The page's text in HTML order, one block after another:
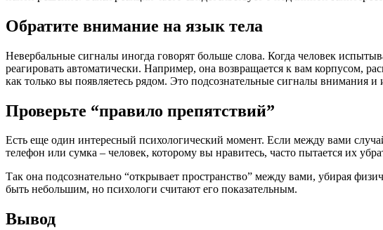
Обратите внимание на язык тела
Невербальные сигналы иногда говорят больше слова. Когда человек
реагировать автоматически. Например, она возвращается к вам корпусом,
как только вы появляетесь рядом. Это подсознательные сигналы внимания и
Проверьте “правило препятствий”
Есть еще один интересный психологический момент. Если между вами
телефон или сумка – человек, которому вы нравитесь, часто пытается их
Так она подсознательно “открывает пространство” между вами, убирая
быть небольшим, но психологи считают его показательным.
Вывод